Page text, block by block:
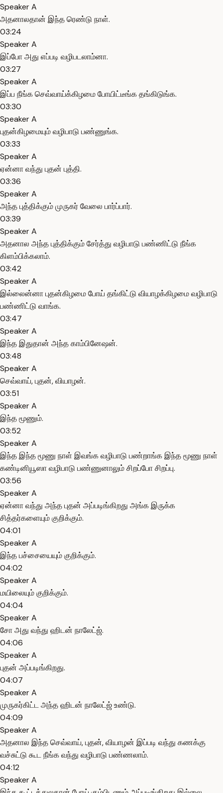
Speaker A
அதனாலதான் இந்த ரெண்டு நாள்.
03:24
Speaker A
இப்போ அது எப்படி வழிபடலாம்னா.
03:27
Speaker A
இப்ப நீங்க செவ்வாய்க்கிழமை போயிட்டீங்க தங்கிடுங்க.
03:30
Speaker A
புதன்கிழமையும் வழிபாடு பண்ணுங்க.
03:33
Speaker A
ஏன்னா வந்து புதன் புத்தி.
03:36
Speaker A
அந்த புத்திக்கும் முருகர் வேலை பார்ப்பார்.
03:39
Speaker A
அதனால அந்த புத்திக்கும் சேர்த்து வழிபாடு பண்ணிட்டு நீங்க
கிளம்பிக்கலாம்.
03:42
Speaker A
இல்லைன்னா புதன்கிழமை போய் தங்கிட்டு வியாழக்கிழமை வழிபாடு
பண்ணிட்டு வாங்க.
03:47
Speaker A
இந்த இதுதான் அந்த காம்பினேஷன்.
03:48
Speaker A
செவ்வாய், புதன், வியாழன்.
03:51
Speaker A
இந்த மூணும்.
03:52
Speaker A
இந்த இந்த மூணு நாள் இவங்க வழிபாடு பண்றாங்க இந்த மூணு நாள்
கண்டினியூஸா வழிபாடு பண்ணுனாலும் சிறப்போ சிறப்பு.
03:56
Speaker A
ஏன்னா வந்து அந்த புதன் அப்படிங்கிறது அங்க இருக்க
சித்தர்களையும் குறிக்கும்.
04:01
Speaker A
இந்த பச்சையையும் குறிக்கும்.
04:02
Speaker A
மயிலையும் குறிக்கும்.
04:04
Speaker A
சோ அது வந்து ஹிடன் நாலேட்ஜ்.
04:06
Speaker A
புதன் அப்படிங்கிறது.
04:07
Speaker A
முருகர்கிட்ட அந்த ஹிடன் நாலேட்ஜ் உண்டு.
04:09
Speaker A
அதனால இந்த செவ்வாய், புதன், வியாழன் இப்படி வந்து கணக்கு
வச்சுட்டு கூட நீங்க வந்து வழிபாடு பண்ணலாம்.
04:12
Speaker A